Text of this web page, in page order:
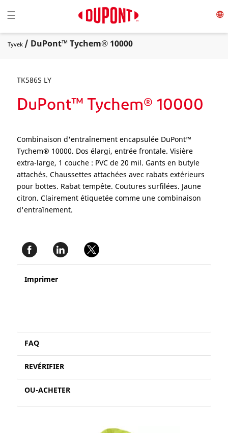
Toggle navigation
☰
Tyvek / DuPont™ Tychem® 10000
TK586S LY
DuPont™ Tychem® 10000
Combinaison d'entraînement encapsulée DuPont™
Tychem® 10000. Dos élargi, entrée frontale. Visière
extra-large, 1 couche : PVC de 20 mil. Gants en butyle
attachés. Chaussettes attachées avec rabats extérieurs
pour bottes. Rabat tempête. Coutures surfilées. Jaune
citron. Clairement étiquetée comme une combinaison
d'entraînement.
Imprimer
FAQ
REVÉRIFIER
OU-ACHETER